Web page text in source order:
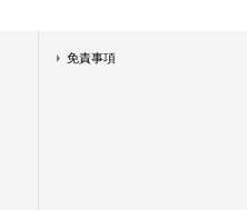
免責事項